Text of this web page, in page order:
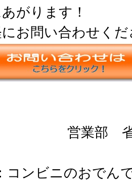
がります！
お問い合わせく
営業部
コンビニのおでん